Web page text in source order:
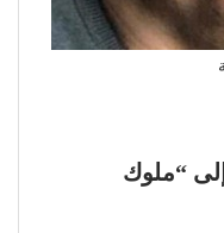
“ملوك